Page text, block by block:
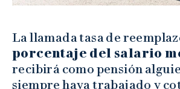
La llamada tasa de
porcentaje del salario
recibirá como pensión
siempre haya trabajado y